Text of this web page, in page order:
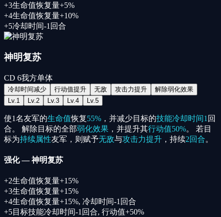
+3生命值恢复量+5%
+4生命值恢复量+10%
+5冷却时间-1回合
神明复苏
CD 6我方单体
冷却时间减少 行动值提升 无敌 攻击力提升
解除弱化效果
Lv. 1 Lv. 2 Lv. 3 Lv. 4 Lv. 5
使1名友军的生命值恢复55% ，并减少目标的技能冷却时间1 回
合。 解除目标的全部弱化效果 ，并提升其行动值50%。 若目
标为持续属性友军，则赋予无敌与攻击力提升 ，持续2回合。
强化—神明复苏
+2生命值恢复量+15%
+3生命值恢复量+15%
+4生命值恢复量+15%, 冷却时间-1回合
+5目标技能冷却时间-1回合, 行动值+50%